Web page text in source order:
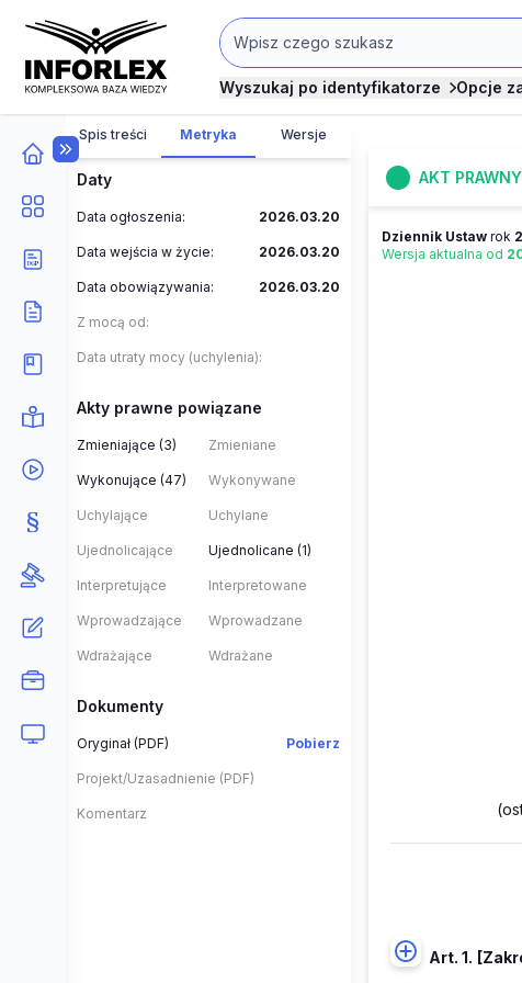
Wyszukaj po identyfikatorze Opcje
Spis treści Metryka Wersje
Daty
Data ogłoszenia: 2026.03.20
Data wejścia w życie: 2026.03.20
Data obowiązywania: 2026.03.20
Z mocą od:
Data utraty mocy (uchylenia):
Akty prawne powiązane
Zmieniające (3) Zmieniane
Wykonujące (47) Wykonywane
Uchylające Uchylane
Ujednolicające Ujednolicane (1)
Interpretujące Interpretowane
Wprowadzające Wprowadzane
Wdrażające Wdrażane
Dokumenty
Oryginał (PDF) Pobierz
Projekt/Uzasadnienie (PDF)
Komentarz
AKT
Dziennik Ustaw rok
Wersja aktualna od
(
Art. 1.